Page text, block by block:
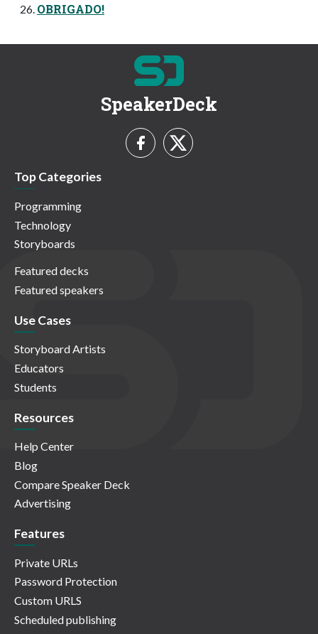
OBRIGADO!
SpeakerDeck
Top Categories
Programming
Technology
Storyboards
Featured decks
Featured speakers
Use Cases
Storyboard Artists
Educators
Students
Resources
Help Center
Blog
Compare Speaker Deck
Advertising
Features
Private URLs
Password Protection
Custom URLS
Scheduled publishing